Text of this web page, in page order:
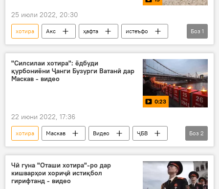
25 июли 2022, 20:30
хотира Акс ҳафта
истеъфо
ҳавои гарм
Боз 1
"Силсилаи хотира": ёдбуди
қурбониёни Ҷанги Бузурги Ватанӣ дар
Маскав - видео
0:23
22 июни 2022, 17:36
хотира Маскав Видео
ҶБВ
таърих
Дар Русия
Боз 2
Чӣ гуна "Оташи хотира"-ро дар
кишварҳои хориҷӣ истиқбол
гирифтанд - видео